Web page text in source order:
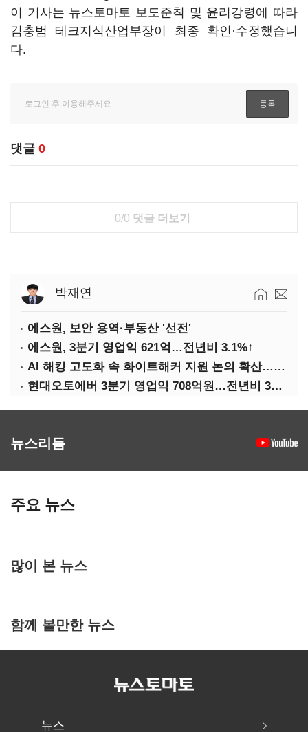
이 기사는 뉴스토마토 보도준칙 및 윤리강령에 따라
김충범 테크지식산업부장이 최종 확인·수정했습니
다.
댓글 0
0/0 댓글 더보기
박재연
에스원, 보안 용역·부동산 '선전'
에스원, 3분기 영업익 621억…전년비 3.1%↑
AI 해킹 고도화 속 화이트해커 지원 논의 확산…'버그바운티' 재조명
현대오토에버 3분기 영업익 708억원…전년비 34.8%↑
뉴스리듬
주요 뉴스
많이 본 뉴스
함께 볼만한 뉴스
뉴스